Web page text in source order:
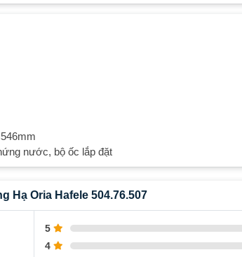
nước, bộ ốc lắp đặt
Hạ Oria Hafele 504.76.507
5
4